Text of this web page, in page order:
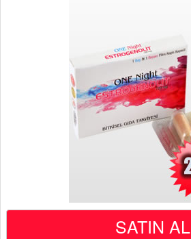
SATIN AL